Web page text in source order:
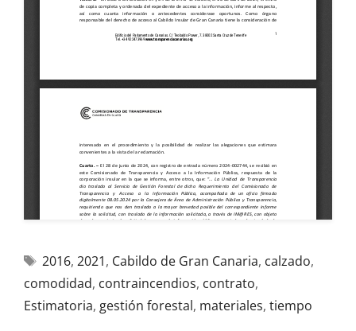
2016, 2021, Cabildo de Gran Canaria, calzado,
comodidad, contraincendios, contrato,
Estimatoria, gestión forestal, materiales, tiempo